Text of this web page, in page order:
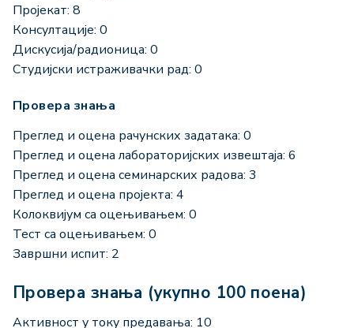
Пројекат: 8
Консултације: 0
Дискусија/радионица: 0
Студијски истраживачки рад: 0
Провера знања
Преглед и оцена рачунских задатака: 0
Преглед и оцена лабораторијских извештаја: 6
Преглед и оцена семинарских радова: 3
Преглед и оцена пројекта: 4
Колоквијум са оцењивањем: 0
Тест са оцењивањем: 0
Завршни испит: 2
Провера знања (укупно 100 поена)
Активност у току предавања: 10